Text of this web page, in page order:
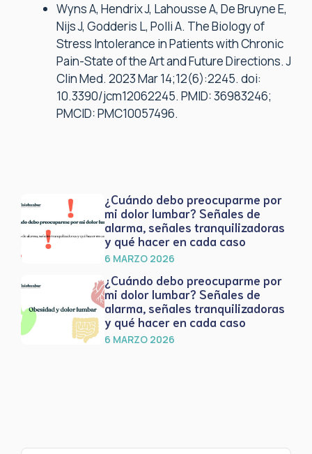
Wyns A, Hendrix J, Lahousse A, De Bruyne E,
Nijs J, Godderis L, Polli A. The Biology of
Stress Intolerance in Patients with Chronic
Pain-State of the Art and Future Directions. J
Clin Med. 2023 Mar 14;12(6):2245. doi:
10.3390/jcm12062245. PMID: 36983246;
PMCID: PMC10057496.
¿Cuándo debo preocuparme por
mi dolor lumbar? Señales de
alarma, señales tranquilizadoras
y qué hacer en cada caso
6 MARZO 2026
¿Cuándo debo preocuparme por
mi dolor lumbar? Señales de
alarma, señales tranquilizadoras
y qué hacer en cada caso
6 MARZO 2026